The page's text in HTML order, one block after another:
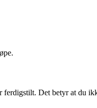
ferdigstilt. Det betyr at du